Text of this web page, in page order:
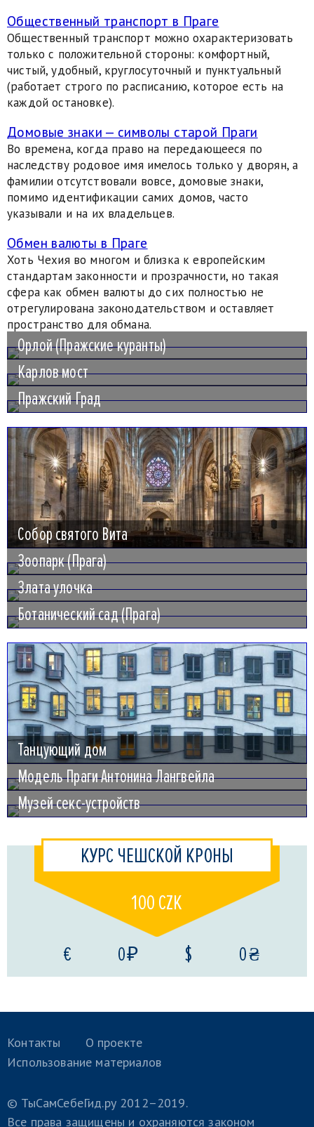
Общественный транспорт в Праге
Общественный транспорт можно охарактеризовать
только с положительной стороны: комфортный,
чистый, удобный, круглосуточный и пунктуальный
(работает строго по расписанию, которое есть на
каждой остановке).
Домовые знаки — символы старой Праги
Во времена, когда право на передающееся по
наследству родовое имя имелось только у дворян, а
фамилии отсутствовали вовсе, домовые знаки,
помимо идентификации самих домов, часто
указывали и на их владельцев.
Обмен валюты в Праге
Хоть Чехия во многом и близка к европейским
стандартам законности и прозрачности, но такая
сфера как обмен валюты до сих полностью не
отрегулирована законодательством и оставляет
пространство для обмана.
Орлой (Пражские куранты)
Карлов мост
Пражский Град
Собор святого Вита
Зоопарк (Прага)
Злата улочка
Ботанический сад (Прага)
Танцующий дом
Модель Праги Антонина Лангвейла
Музей секс-устройств
КУРС ЧЕШСКОЙ КРОНЫ
100 CZK
€ 0 ₽ $ 0 ₴
Контакты
О проекте
Использование материалов
© ТыСамСебеГид.ру 2012–2019.
Все права защищены и охраняются законом